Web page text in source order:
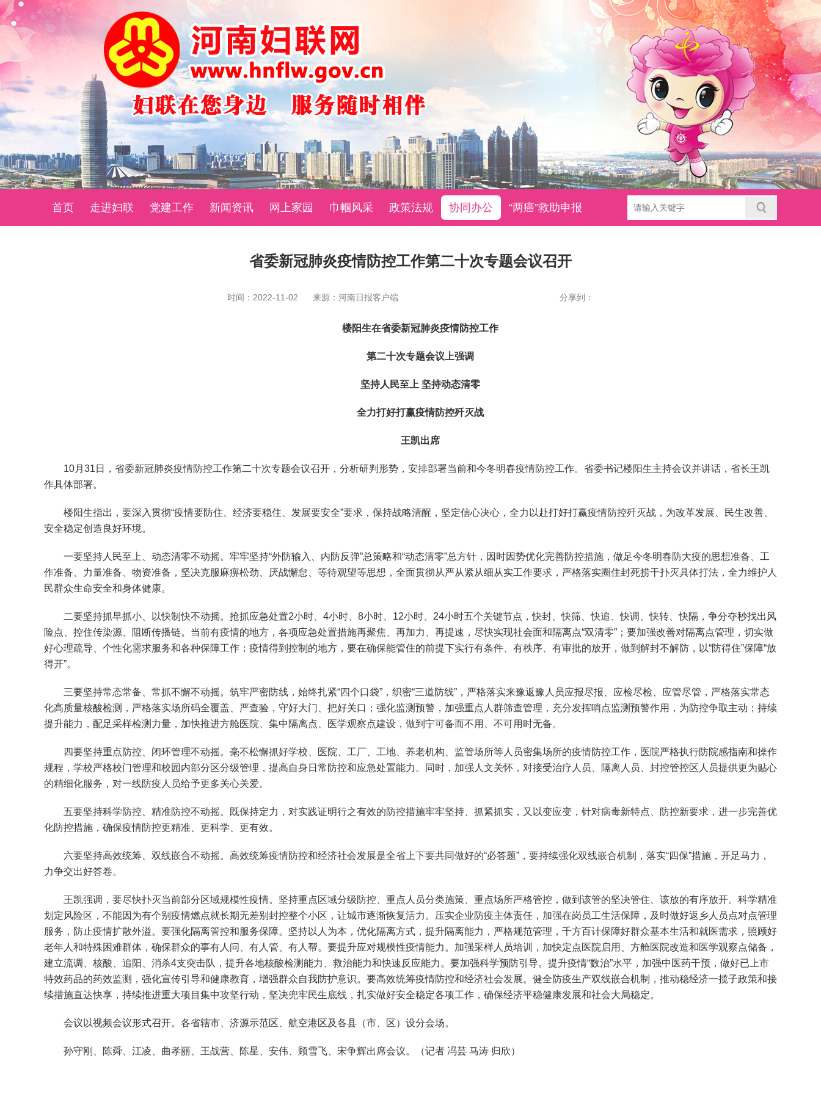
首页 走进妇联 党建工作 新闻资讯 网上家园 巾帼风采 政策法规 协同办公 “两癌”救助申报
省委新冠肺炎疫情防控工作第二十次专题会议召开
时间：2022-11-02 来源：河南日报客户端 分享到：
楼阳生在省委新冠肺炎疫情防控工作
第二十次专题会议上强调
坚持人民至上 坚持动态清零
全力打好打赢疫情防控歼灭战
王凯出席
10月31日，省委新冠肺炎疫情防控工作第二十次专题会议召开，分析研判形势，安排部署当前和今冬明春疫情防控工作。省委书记楼阳生主持会议并讲话，省长王凯
作具体部署。
楼阳生指出，要深入贯彻“疫情要防住、经济要稳住、发展要安全”要求，保持战略清醒，坚定信心决心，全力以赴打好打赢疫情防控歼灭战，为改革发展、民生改善、
安全稳定创造良好环境。
一要坚持人民至上、动态清零不动摇。牢牢坚持“外防输入、内防反弹”总策略和“动态清零”总方针，因时因势优化完善防控措施，做足今冬明春防大疫的思想准备、工
作准备、力量准备、物资准备，坚决克服麻痹松劲、厌战懈怠、等待观望等思想，全面贯彻从严从紧从细从实工作要求，严格落实圈住封死捞干扑灭具体打法，全力维护人
民群众生命安全和身体健康。
二要坚持抓早抓小、以快制快不动摇。抢抓应急处置2小时、4小时、8小时、12小时、24小时五个关键节点，快封、快筛、快追、快调、快转、快隔，争分夺秒找出风
险点、控住传染源、阻断传播链。当前有疫情的地方，各项应急处置措施再聚焦、再加力、再提速，尽快实现社会面和隔离点“双清零”；要加强改善对隔离点管理，切实做
好心理疏导、个性化需求服务和各种保障工作；疫情得到控制的地方，要在确保能管住的前提下实行有条件、有秩序、有审批的放开，做到解封不解防，以“防得住”保障“放
得开”。
三要坚持常态常备、常抓不懈不动摇。筑牢严密防线，始终扎紧“四个口袋”，织密“三道防线”，严格落实来豫返豫人员应报尽报、应检尽检、应管尽管，严格落实常态
化高质量核酸检测，严格落实场所码全覆盖、严查验，守好大门、把好关口；强化监测预警，加强重点人群筛查管理，充分发挥哨点监测预警作用，为防控争取主动；持续
提升能力，配足采样检测力量，加快推进方舱医院、集中隔离点、医学观察点建设，做到宁可备而不用、不可用时无备。
四要坚持重点防控、闭环管理不动摇。毫不松懈抓好学校、医院、工厂、工地、养老机构、监管场所等人员密集场所的疫情防控工作，医院严格执行防院感指南和操作
规程，学校严格校门管理和校园内部分区分级管理，提高自身日常防控和应急处置能力。同时，加强人文关怀，对接受治疗人员、隔离人员、封控管控区人员提供更为贴心
的精细化服务，对一线防疫人员给予更多关心关爱。
五要坚持科学防控、精准防控不动摇。既保持定力，对实践证明行之有效的防控措施牢牢坚持、抓紧抓实，又以变应变，针对病毒新特点、防控新要求，进一步完善优
化防控措施，确保疫情防控更精准、更科学、更有效。
六要坚持高效统筹、双线嵌合不动摇。高效统筹疫情防控和经济社会发展是全省上下要共同做好的“必答题”，要持续强化双线嵌合机制，落实“四保”措施，开足马力，
力争交出好答卷。
王凯强调，要尽快扑灭当前部分区域规模性疫情。坚持重点区域分级防控、重点人员分类施策、重点场所严格管控，做到该管的坚决管住、该放的有序放开。科学精准
划定风险区，不能因为有个别疫情燃点就长期无差别封控整个小区，让城市逐渐恢复活力。压实企业防疫主体责任，加强在岗员工生活保障，及时做好返乡人员点对点管理
服务，防止疫情扩散外溢。要强化隔离管控和服务保障。坚持以人为本，优化隔离方式，提升隔离能力，严格规范管理，千方百计保障好群众基本生活和就医需求，照顾好
老年人和特殊困难群体，确保群众的事有人问、有人管、有人帮。要提升应对规模性疫情能力。加强采样人员培训，加快定点医院启用、方舱医院改造和医学观察点储备，
建立流调、核酸、追阳、消杀4支突击队，提升各地核酸检测能力、救治能力和快速反应能力。要加强科学预防引导。提升疫情“数治”水平，加强中医药干预，做好已上市
特效药品的药效监测，强化宣传引导和健康教育，增强群众自我防护意识。要高效统筹疫情防控和经济社会发展。健全防疫生产双线嵌合机制，推动稳经济一揽子政策和接
续措施直达快享，持续推进重大项目集中攻坚行动，坚决兜牢民生底线，扎实做好安全稳定各项工作，确保经济平稳健康发展和社会大局稳定。
会议以视频会议形式召开。各省辖市、济源示范区、航空港区及各县（市、区）设分会场。
孙守刚、陈舜、江凌、曲孝丽、王战营、陈星、安伟、顾雪飞、宋争辉出席会议。（记者 冯芸 马涛 归欣）